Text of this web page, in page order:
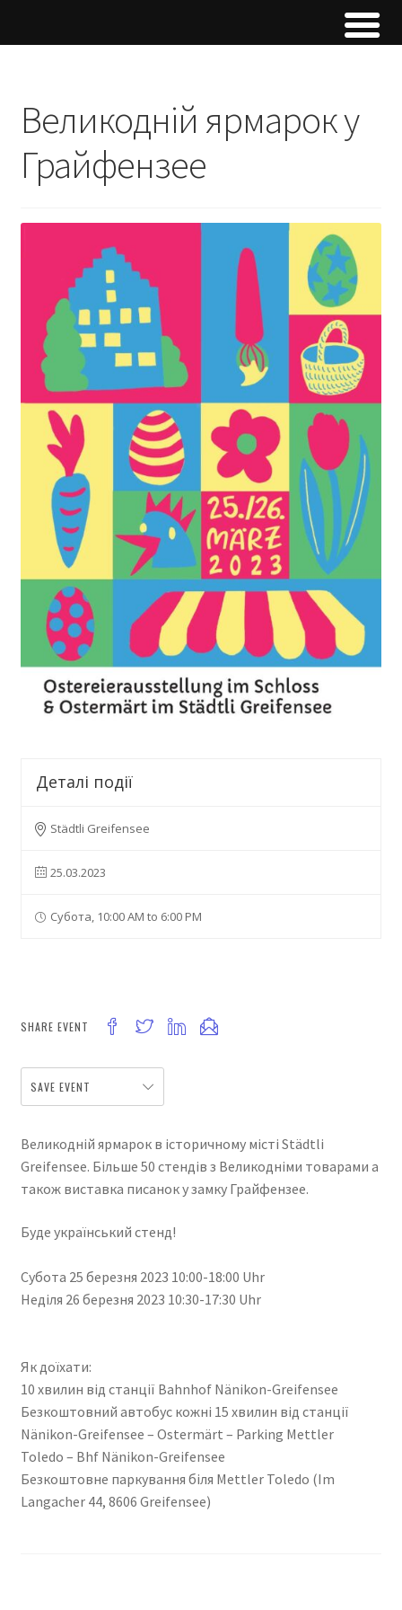
Великодній ярмарок у
Грайфензее
Деталі події
Städtli Greifensee
25.03.2023
Субота, 10:00 AM to 6:00 PM
SHARE EVENT
SAVE EVENT
Великодній ярмарок в історичному місті Städtli
Greifensee. Більше 50 стендів з Великодніми товарами а
також виставка писанок у замку Грайфензее.
Буде український стенд!
Субота 25 березня 2023 10:00-18:00 Uhr
Неділя 26 березня 2023 10:30-17:30 Uhr
Як доїхати:
10 хвилин від станції Bahnhof Nänikon-Greifensee
Безкоштовний автобус кожні 15 хвилин від станції
Nänikon-Greifensee – Ostermärt – Parking Mettler
Toledo – Bhf Nänikon-Greifensee
Безкоштовне паркування біля Mettler Toledo (Im
Langacher 44, 8606 Greifensee)